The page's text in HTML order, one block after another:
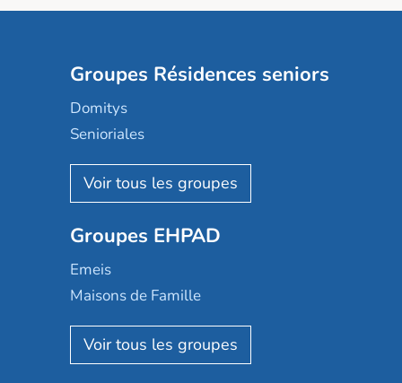
Groupes Résidences seniors
Domitys
Senioriales
Nohée
Les Résidentiels
Mobicap
Domusvi
Happy Senior
Aquarelia
Nexity edenea
Groupes EHPAD
Emeis
Maisons de Famille
Korian
Emera